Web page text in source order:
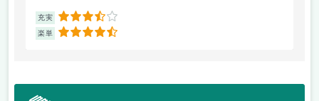
充実 3.5
楽単 4.5